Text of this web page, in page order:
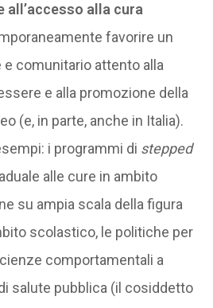
all’accesso alla cura
favorire un
comunitario attento alla
e alla promozione della
(e, in parte, anche in Italia).
i programmi di stepped
alle cure in ambito
su ampia scala della figura
scolastico, le politiche per
comportamentali a
salute pubblica (il cosiddetto